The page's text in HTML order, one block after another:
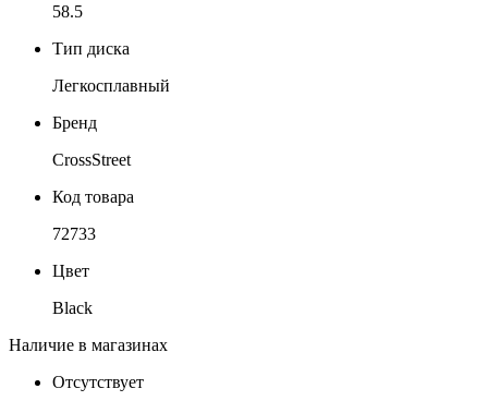
58.5
Тип диска
Легкосплавный
Бренд
CrossStreet
Код товара
72733
Цвет
Black
Наличие в магазинах
Отсутствует